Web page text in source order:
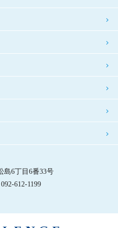
島6丁目6番33号
612-1199